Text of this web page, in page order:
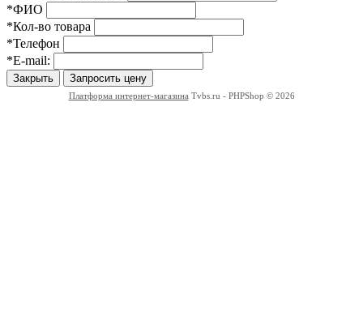
*ФИО
*Кол-во товара
*Телефон
*E-mail:
Закрыть Запросить цену
Платформа интернет-магазина Tvbs.ru - PHPShop © 2026